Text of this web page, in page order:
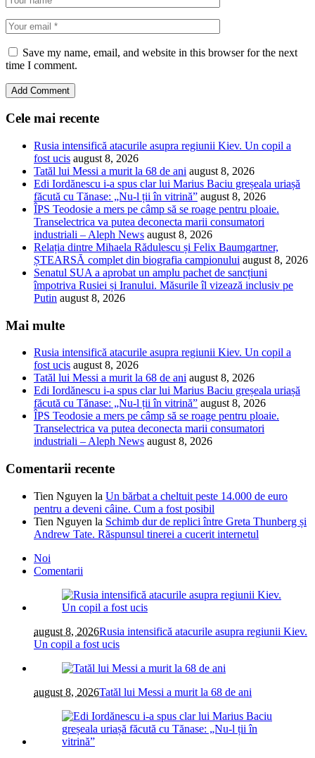
Save my name, email, and website in this browser for the next
time I comment.
Cele mai recente
Rusia intensifică atacurile asupra regiunii Kiev. Un copil a
fost ucis august 8, 2026
Tatăl lui Messi a murit la 68 de ani august 8, 2026
Edi Iordănescu i-a spus clar lui Marius Baciu greșeala uriașă
făcută cu Tănase: „Nu-l ții în vitrină” august 8, 2026
ÎPS Teodosie a mers pe câmp să se roage pentru ploaie.
Transelectrica va putea deconecta marii consumatori
industriali – Aleph News august 8, 2026
Relația dintre Mihaela Rădulescu și Felix Baumgartner,
ȘTEARSĂ complet din biografia campionului august 8, 2026
Senatul SUA a aprobat un amplu pachet de sancțiuni
împotriva Rusiei și Iranului. Măsurile îl vizează inclusiv pe
Putin august 8, 2026
Mai multe
Rusia intensifică atacurile asupra regiunii Kiev. Un copil a
fost ucis august 8, 2026
Tatăl lui Messi a murit la 68 de ani august 8, 2026
Edi Iordănescu i-a spus clar lui Marius Baciu greșeala uriașă
făcută cu Tănase: „Nu-l ții în vitrină” august 8, 2026
ÎPS Teodosie a mers pe câmp să se roage pentru ploaie.
Transelectrica va putea deconecta marii consumatori
industriali – Aleph News august 8, 2026
Comentarii recente
Tien Nguyen la Un bărbat a cheltuit peste 14.000 de euro
pentru a deveni câine. Cum a fost posibil
Tien Nguyen la Schimb dur de replici între Greta Thunberg și
Andrew Tate. Răspunsul tinerei a cucerit internetul
Noi
Comentarii
august 8, 2026Rusia intensifică atacurile asupra regiunii Kiev.
Un copil a fost ucis
august 8, 2026Tatăl lui Messi a murit la 68 de ani